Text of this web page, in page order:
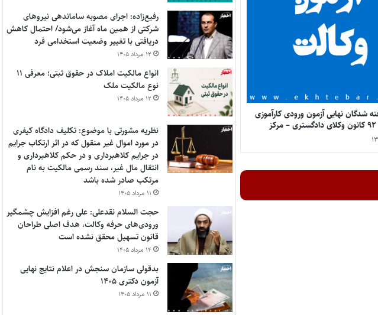
شدگان نهایی آزمون ورودی کارآموزی
رفیع‌زاده: اجرای مصوبه ساماندهی نیروهای
شرکتی از همین ماه آغاز می‌شود/ احتمال کاهش
دریافتی با تغییر وضعیت استخدامی فرد
۱۲ مرداد ۱۴۰۵
انواع مالکیت املاک در حقوق ثبتی؛ معرفی ۱۱
نوع مالکیت ملک
۱۲ مرداد ۱۴۰۵
نظریه مشورتی با موضوع: تکلیف دادگاه کیفری
در مورد اموال غیر منقول که در اثر ارتکاب جرایم
در جرایم کلاهبرداری و در حکم کلاهبرداری و
انتقال مال غیر، سند رسمی مالکیت به نام
مرتکب صادر شده باشد
۱۱ مرداد ۱۴۰۵
حجت السلام نقدعلی: علی رغم افزایش چشمگیر
ورودی‌های حرفه وکالت، هدف اصلی طراحان
قانون تسهیل محقق نشده است
۱۴ مرداد ۱۴۰۵
بدقولی سازمان سنجش در اعلام نتایج نهایی
آزمون دکتری ۱۴۰۵
۱۱ مرداد ۱۴۰۵